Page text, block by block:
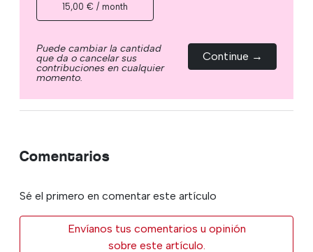
15,00 € / month
Puede cambiar la cantidad
que da o cancelar sus
contribuciones en cualquier
momento.
Continue →
Comentarios
Sé el primero en comentar este artículo
Envíanos tus comentarios u opinión
sobre este artículo.